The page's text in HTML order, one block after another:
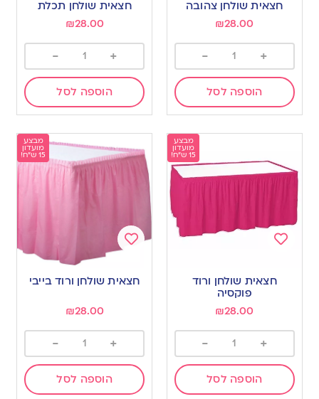
חצאית שולחן צהובה
₪28.00
+
-
הוספה לסל
חצאית שולחן תכלת
₪28.00
+
-
הוספה לסל
מבצע
מועדון
15 ש"ח!
חצאית שולחן ורוד
פוקסיה
₪28.00
+
-
הוספה לסל
מבצע
מועדון
15 ש"ח!
to
חצאית שולחן ורוד בייבי
₪28.00
+
-
הוספה לסל